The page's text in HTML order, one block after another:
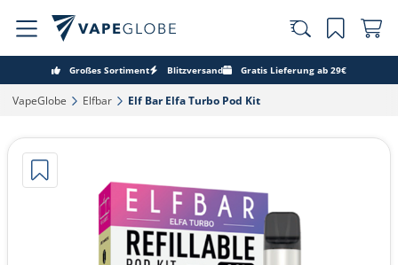
Großes Sortiment Blitzversand Gratis Lieferung ab 29€
VapeGlobe‎ Elfbar‎ Elf Bar Elfa Turbo Pod Kit‎